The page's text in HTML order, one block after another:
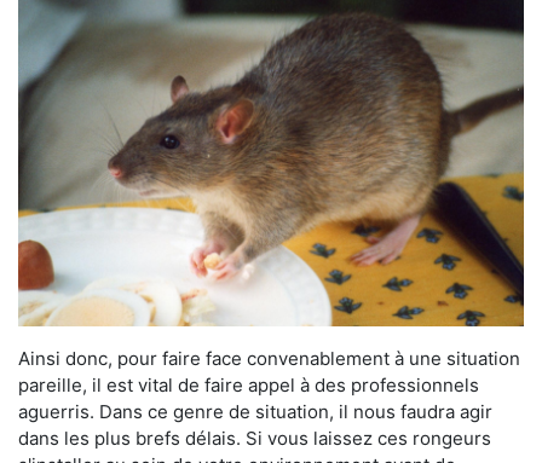
Ainsi donc, pour faire face convenablement à une situation
pareille, il est vital de faire appel à des professionnels
aguerris. Dans ce genre de situation, il nous faudra agir
dans les plus brefs délais. Si vous laissez ces rongeurs